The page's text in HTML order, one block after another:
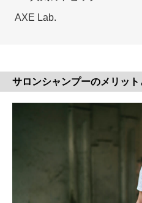
AXE Lab.
サロンシャンプーのメリッ